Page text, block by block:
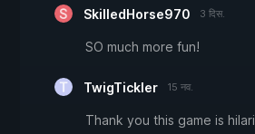
SkilledHorse970 3 दिस.
SO much more fun!
TwigTickler 15 नव.
Thank you this game is